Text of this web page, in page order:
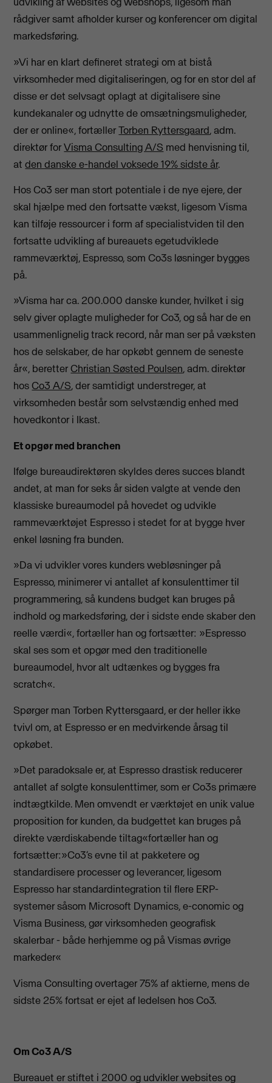
rådgiver samt afholder kurser og konferencer om digital
markedsføring.
»Vi har en klart defineret strategi om at bistå
virksomheder med digitaliseringen, og for en stor del af
disse er det selvsagt oplagt at digitalisere sine
kundekanaler og udnytte de omsætningsmuligheder,
der er online«, fortællerTorben Ryttersgaard, adm.
direktør forVisma Consulting A/S med henvisning til,
atden danske e-handel voksede 19% sidste år.
Hos Co3 ser man stort potentiale i de nye ejere, der
skal hjælpe med den fortsatte vækst, ligesom Visma
kan tilføje ressourcer i form af specialistviden til den
fortsatte udvikling af bureauets egetudviklede
rammeværktøj, Espresso, som Co3s løsninger bygges
på.
»Visma har ca. 200.000 danske kunder, hvilket i sig
selv giver oplagte muligheder for Co3, og så har de en
usammenlignelig track record, når man ser på væksten
hos de selskaber, de har opkøbt gennem de seneste
år«, beretter Christian Søsted Poulsen, adm. direktør
hos Co3 A/S, der samtidigt understreger, at
virksomheden består som selvstændig enhed med
hovedkontor i Ikast.
Et opgør med branchen
Ifølge bureaudirektøren skyldes deres succes blandt
andet, at man for seks år siden valgte at vende den
klassiske bureaumodel på hovedet og udvikle
rammeværktøjet Espresso i stedet for at bygge hver
enkel løsning fra bunden.
»Da vi udvikler vores kunders webløsninger på
Espresso, minimerer vi antallet af konsulenttimer til
programmering, så kundens budget kan bruges på
indhold og markedsføring, der i sidste ende skaber den
reelle værdi«, fortæller han og fortsætter: »Espresso
skal ses som et opgør med den traditionelle
bureaumodel, hvor alt udtænkes og bygges fra
scratch«.
Spørger man Torben Ryttersgaard, er der heller ikke
tvivl om, at Espresso er en medvirkende årsag til
opkøbet.
»Det paradoksale er, at Espresso drastisk reducerer
antallet af solgte konsulenttimer, som er Co3s primære
indtægtkilde. Men omvendt er værktøjet en unik value
proposition for kunden, da budgettet kan bruges på
direkte værdiskabende tiltag«fortæller han og
fortsætter:»Co3’s evne til at pakketere og
standardisere processer og leverancer, ligesom
Espresso har standardintegration til flere ERP-
systemer såsom Microsoft Dynamics, e-conomic og
Visma Business, gør virksomheden geografisk
skalerbar - både herhjemme og på Vismas øvrige
markeder«
Visma Consulting overtager 75% af aktierne, mens de
sidste 25% fortsat er ejet af ledelsen hos Co3.
Om Co3 A/S
Bureauet er stiftet i 2000 og udvikler websites og